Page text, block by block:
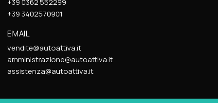
+39 0362 552299
+39 3402570901
EMAIL
vendite@autoattiva.it
amministrazione@autoattiva.it
assistenza@autoattiva.it